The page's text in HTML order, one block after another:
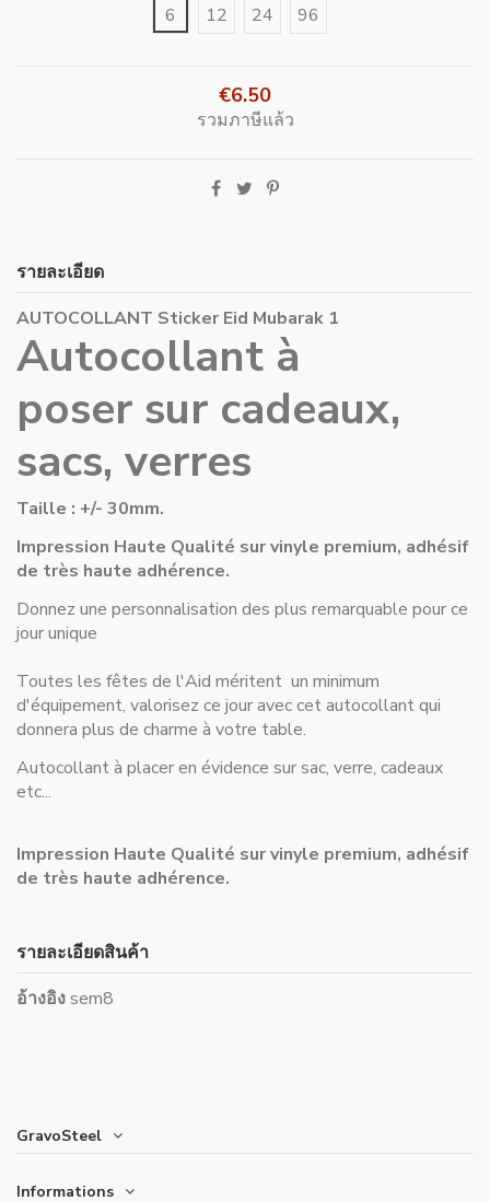
6
12 24 96
€6.50
รวมภาษีแล้ว
รายละเอียด
AUTOCOLLANT Sticker Eid Mubarak 1
Autocollant à
poser sur cadeaux,
sacs, verres
Taille : +/- 30mm.
Impression Haute Qualité sur vinyle premium, adhésif
de très haute adhérence.
Donnez une personnalisation des plus remarquable pour ce
jour unique
Toutes les fêtes de l'Aid méritent un minimum
d'équipement, valorisez ce jour avec cet autocollant qui
donnera plus de charme à votre table.
Autocollant à placer en évidence sur sac, verre, cadeaux
etc...
Impression Haute Qualité sur vinyle premium, adhésif
de très haute adhérence.
รายละเอียดสินค้า
อ้างอิงsem8
GravoSteel
Informations